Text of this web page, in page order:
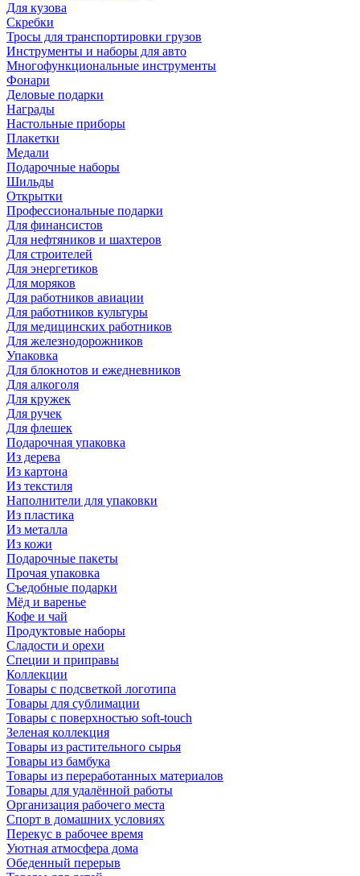
Для кузова
Скребки
Тросы для транспортировки грузов
Инструменты и наборы для авто
Многофункциональные инструменты
Фонари
Деловые подарки
Награды
Настольные приборы
Плакетки
Медали
Подарочные наборы
Шильды
Открытки
Профессиональные подарки
Для финансистов
Для нефтяников и шахтеров
Для строителей
Для энергетиков
Для моряков
Для работников авиации
Для работников культуры
Для медицинских работников
Для железнодорожников
Упаковка
Для блокнотов и ежедневников
Для алкоголя
Для кружек
Для ручек
Для флешек
Подарочная упаковка
Из дерева
Из картона
Из текстиля
Наполнители для упаковки
Из пластика
Из металла
Из кожи
Подарочные пакеты
Прочая упаковка
Съедобные подарки
Мёд и варенье
Кофе и чай
Продуктовые наборы
Сладости и орехи
Специи и приправы
Коллекции
Товары с подсветкой логотипа
Товары для сублимации
Товары с поверхностью soft-touch
Зеленая коллекция
Товары из растительного сырья
Товары из бамбука
Товары из переработанных материалов
Товары для удалённой работы
Организация рабочего места
Спорт в домашних условиях
Перекус в рабочее время
Уютная атмосфера дома
Обеденный перерыв